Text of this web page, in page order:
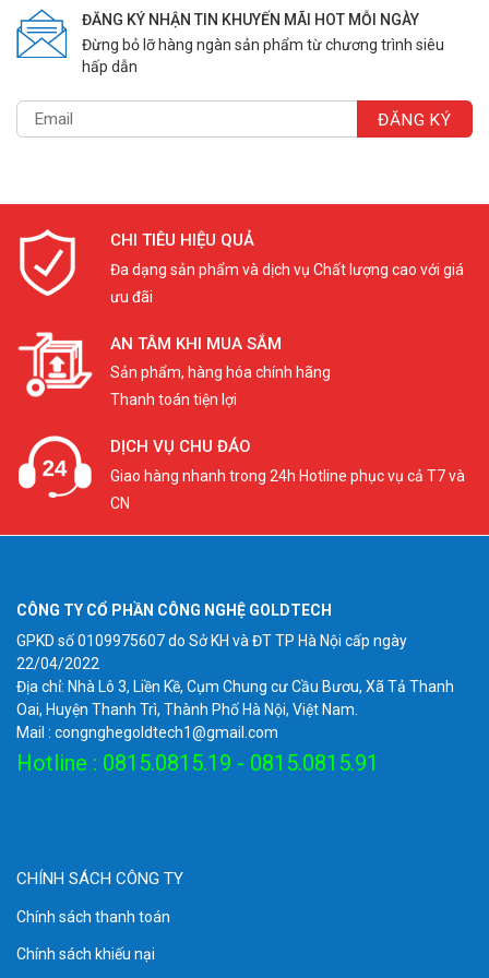
Băng đánh dấu
Dây Nilon
Dây thít
nhiều phụ kiện khác
ĐĂNG KÝ NHẬN TIN KHUYẾN MÃI HOT MỖI NGÀY
Đừng bỏ lỡ hàng ngàn sản phẩm từ chương trình siêu
hấp dẫn
CHI TIÊU HIỆU QUẢ
Đa dạng sản phẩm và dịch vụ Chất lượng cao với giá
ưu đãi
AN TÂM KHI MUA SẮM
Sản phẩm, hàng hóa chính hãng
Thanh toán tiện lợi
DỊCH VỤ CHU ĐÁO
Giao hàng nhanh trong 24h Hotline phục vụ cả T7 và
CN
CÔNG TY CỔ PHẦN CÔNG NGHỆ GOLDTECH
GPKD số 0109975607 do Sở KH và ĐT TP Hà Nội cấp ngày
22/04/2022
Địa chỉ: Nhà Lô 3, Liền Kề, Cụm Chung cư Cầu Bươu, Xã Tả Thanh
Oai, Huyện Thanh Trì, Thành Phố Hà Nội, Việt Nam.
Mail : congnghegoldtech1@gmail.com
Hotline : 0815.0815.19 - 0815.0815.91
CHÍNH SÁCH CÔNG TY
Chính sách thanh toán
Chính sách khiếu nại